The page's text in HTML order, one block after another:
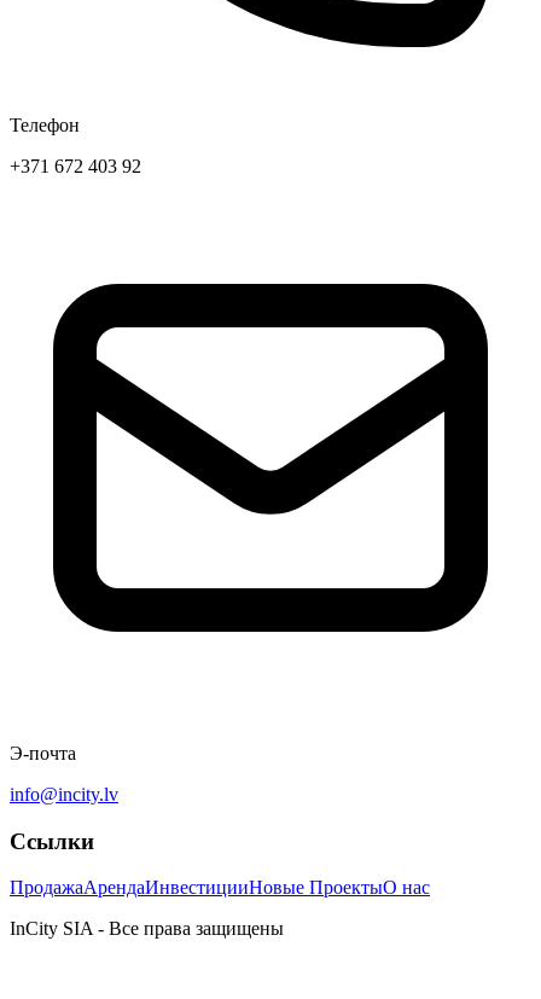
Телефон
+371 672 403 92
Э-почта
info@incity.lv
Ссылки
ПродажаАрендаИнвестицииНовые ПроектыО нас
InCity SIA - Все права защищены